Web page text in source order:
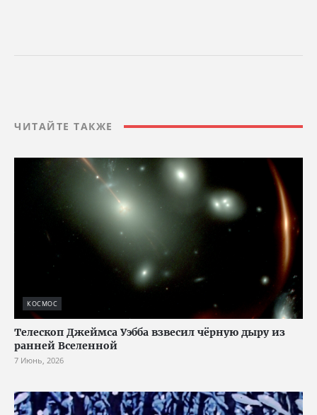
ЧИТАЙТЕ ТАКЖЕ
КОСМОС
Телескоп Джеймса Уэбба взвесил чёрную дыру из
ранней Вселенной
7 Июнь, 2026